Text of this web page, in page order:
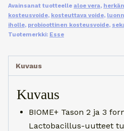
Avainsanat tuotteelle aloe vera,
kosteusvoide, kosteuttava voide,
iholle, probioottinen kosteusvoide,
Tuotemerkki: Esse
Kuvaus
Kuvaus
BIOME+ Tason 2 ja 3
Lactobacillus-uutteet